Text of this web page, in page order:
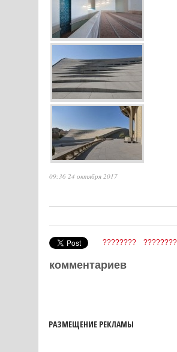
09:36 24 октября 2017
???????? ????????
комментариев
РАЗМЕЩЕНИЕ РЕКЛАМЫ